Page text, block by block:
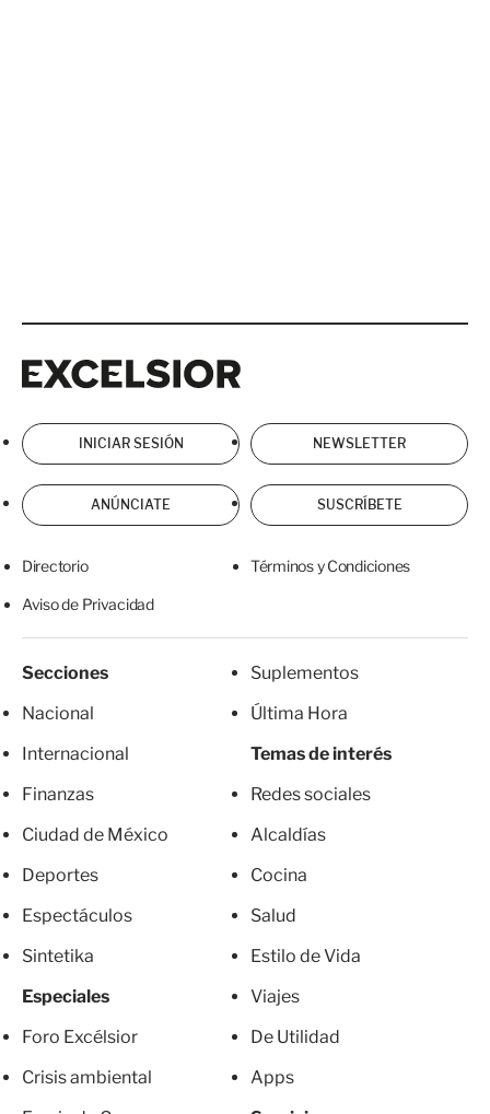
INICIAR SESIÓN NEWSLETTER
ANÚNCIATE SUSCRÍBETE
Directorio Términos y Condiciones
Aviso de Privacidad
Secciones
Nacional
Internacional
Finanzas
Ciudad de México
Deportes
Espectáculos
Sintetika
Especiales
Foro Excélsior
Crisis ambiental
Suplementos
Última Hora
Temas de interés
Redes sociales
Alcaldías
Cocina
Salud
Estilo de Vida
Viajes
De Utilidad
Apps